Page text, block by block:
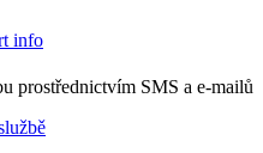
prostřednictvím SMS a e-mailů